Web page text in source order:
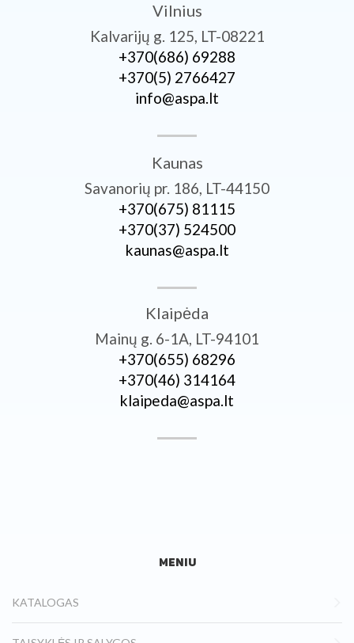
Vilnius
Kalvarijų g. 125, LT-08221
+370­(686) 69288
+370­(5) 2766427
info@aspa.lt
Kaunas
Savanorių pr. 186, LT-44150
+370­(675) 81115
+370­(37) 524500
kaunas@aspa.lt
Klaipėda
Mainų g. 6-1A, LT-94101
+370­(655) 68296
+370­(46) 314164
klaipeda@aspa.lt
MENIU
KATALOGAS